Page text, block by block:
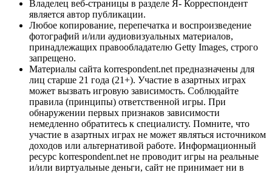
Владелец веб-страницы в разделе Я- Корреспондент
является автор публикации.
Любое копирование, перепечатка и воспроизведение
фотографий и/или аудиовизуальных материалов,
принадлежащих правообладателю Getty Images, строго
запрещено.
Материалы сайта korrespondent.net предназначены для
лиц старше 21 года (21+). Участие в азартных играх
может вызвать игровую зависимость. Соблюдайте
правила (принципы) ответственной игры. При
обнаружении первых признаков зависимости
немедленно обратитесь к специалисту. Помните, что
участие в азартных играх не может являться источником
доходов или альтернативой работе. Информационный
ресурс korrespondent.net не проводит игры на реальные
и/или виртуальные деньги, сайт не принимает ни в